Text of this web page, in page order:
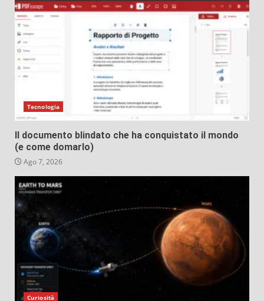
Tecnologia
Il documento blindato che ha conquistato il mondo
(e come domarlo)
Ago 7, 2026
Curiosità